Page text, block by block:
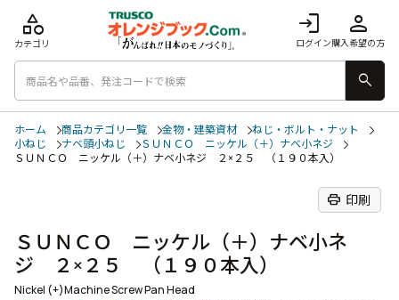
login
ログイン
person
購入希望の方
category
カテゴリ
search
ホーム 商品カテゴリ一覧 金物・建築資材
ねじ・ボルト・ナット
小ねじ
ナベ頭小ねじ
ＳＵＮＣＯ ニッケル（＋）ナベ小ネジ
ＳＵＮＣＯ ニッケル（＋）ナベ小ネジ ２×２５ （１９０本入）
print 印刷
ＳＵＮＣＯ ニッケル（＋）ナベ小ネ
ジ ２×２５ （１９０本入）
Nickel (+)Machine Screw Pan Head